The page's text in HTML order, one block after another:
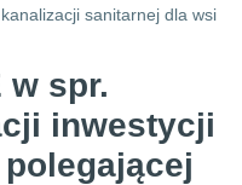
sanitarnej dla wsi
w spr.
inwestycji